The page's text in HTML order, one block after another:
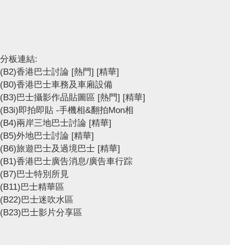
分板連結:
(B2)香港巴士討論 [熱門] [精華]
(B0)香港巴士車務及車廂設備
(B3)巴士攝影作品貼圖區 [熱門] [精華]
(B3i)即拍即貼 -手機相&翻拍Mon相
(B4)兩岸三地巴士討論 [精華]
(B5)外地巴士討論 [精華]
(B6)旅遊巴士及過境巴士 [精華]
(B1)香港巴士廣告消息/廣告車行踪
(B7)巴士特別所見
(B11)巴士精華區
(B22)巴士迷吹水區
(B23)巴士影片分享區